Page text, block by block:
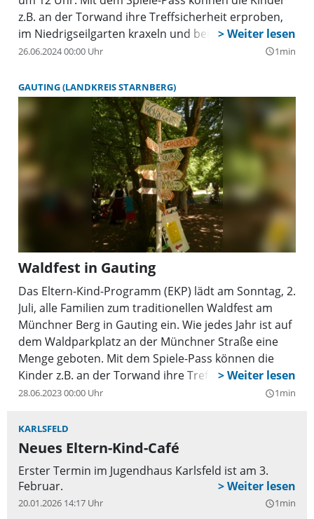
z.B. an der Torwand ihre Treffsicherheit erproben,
im Niedrigseilgarten kraxeln und bei vielen Spiel-
und Werkaktionen einen schönen Tag verbringen.
Unterhaltungsprogramm mit Tänzen, Trommeln,
Akrobatik und anderem mehr. Für den kleinen und
großen Hunger stehen herzhafte und süße
Schmankerl - von Bratwürsten mit Kraut über
Steckerlfisch bis hin zu Waffeln und Kuchen - bereit
und in der Tombola warten wieder viele Preise auf
die Gewinner. Der Erlös kommt der Familienarbeit
des Eltern Kind Programms e.V. zugute.
26.06.2024 00:00 Uhr query_builder1min
GAUTING (LANDKREIS STARNBERG)
Waldfest in Gauting
Das Eltern-Kind-Programm (EKP) lädt am Sonntag, 2.
Juli, alle Familien zum traditionellen Waldfest am
Münchner Berg in Gauting ein. Wie jedes Jahr ist auf
dem Waldparkplatz an der Münchner Straße eine
Menge geboten. Mit dem Spiele-Pass können die
Kinder z.B. an der Torwand ihre Treffsicherheit
erproben, im Niedrigseilgarten kraxeln und bei
Bühne gibt es unter anderem eine Zaubershow, eine
Taekwondo- und eine Tanzvorführung und
Tombola mit vielen Preisen ist wieder am Start. Der
Erlös kommt der Familienarbeit des Eltern Kind
Programms e.V. zugute. Natürlich ist auch bestens
28.06.2023 00:00 Uhr query_builder1min
KARLSFELD
Neues Eltern-Kind-Café
Erster Termin im Jugendhaus Karlsfeld ist am 3.
Februar.
20.01.2026 14:17 Uhr query_builder1min